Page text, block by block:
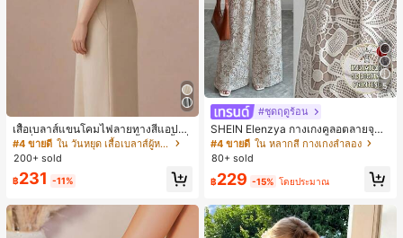
เสื้อเบลาส์แขนโคมไฟลายทางสีแอปริค
อตที่หรูหราสำหรับผู้หญิง, เสื้อแขนสั้นที่
ใช้ได้หลากหลายสำหรับการเดินทาง, ตั
ดแบบสุ่มสำหรับฤดูร้อน
#4 ขายดี
ใน วันหยุด เสื้อเบลาส์ผู้หญิง
200+ sold
฿231 -11%
5
#ชุดฤดูร้อน
SHEIN Elenzya กางเกงคูลอตลายจุดเ
อวสูงแบบใหม่สำหรับฤดูใบไม้ผลิ/ฤดูร้อ
น, สไตล์หรูหราเหมาะสำหรับใส่ในชีวิต
ประจำวันและทำงาน, ให้ความรู้สึกวินเ
ทจสำหรับฤดูรับปริญญา, เทศกาลดนตร
ี, การแข่งม้าดาร์บี้, วันประกาศอิสรภาพ
#4 ขายดี ใน หลากสี กางเกงลำลอง
80+ sold
฿229 -15% โดยประมาณ